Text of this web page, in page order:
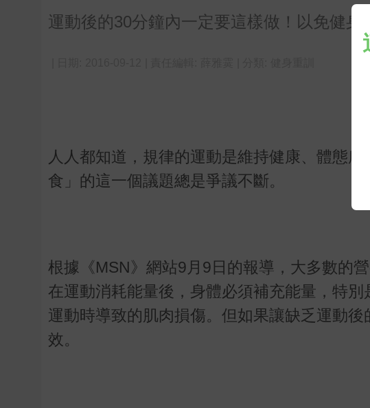
運動後的30分鐘內一定要這樣做！以免健身
人人都知道，規律的運動是維持健康、體態
食」的這一個議題總是爭議不斷。
根據《MSN》網站9月9日的報導，大多數的
在運動消耗能量後，身體必須補充能量，特別
運動時導致的肌肉損傷。但如果讓缺乏運動
效。